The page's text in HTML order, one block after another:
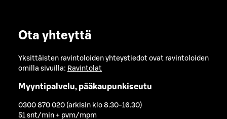
Ota yhteyttä
Yksittäisten ravintoloiden yhteystiedot ovat ravintoloiden
omilla sivuilla: Ravintolat
Myyntipalvelu, pääkaupunkiseutu
0300 870 020 (arkisin klo 8.30-16.30)
51 snt/min + pvm/mpm